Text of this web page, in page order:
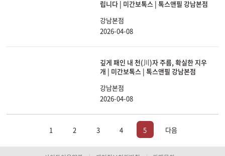
립니다 | 미간보톡스 | 톡스앤필 강남본점
강남본점
2026-04-08
깊게 패인 내 천(川)자 주름, 확실한 지우
개 | 미간보톡스 | 톡스앤필 강남본점
강남본점
2026-04-08
1 2 3 4 5 다음